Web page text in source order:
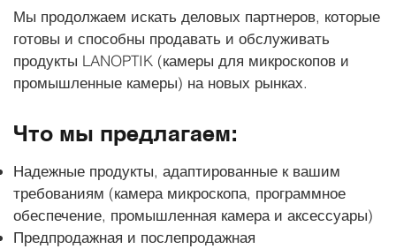
Мы продолжаем искать деловых партнеров, которые
готовы и способны продавать и обслуживать
продукты LANOPTIK (камеры для микроскопов и
промышленные камеры) на новых рынках.
Что мы предлагаем:
Надежные продукты, адаптированные к вашим
требованиям (камера микроскопа, программное
обеспечение, промышленная камера и аксессуары)
Предпродажная и послепродажная